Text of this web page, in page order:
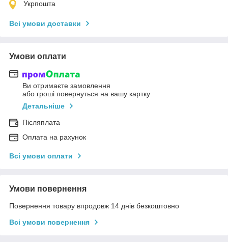
Укрпошта
Всі умови доставки
Умови оплати
Ви отримаєте замовлення
або гроші повернуться на вашу картку
Детальніше
Післяплата
Оплата на рахунок
Всі умови оплати
Умови повернення
Повернення товару впродовж 14 днів безкоштовно
Всі умови повернення